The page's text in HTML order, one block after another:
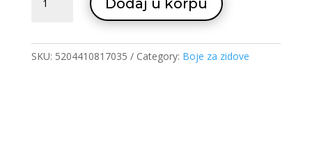
plus
quantity
SKU: 5204410817035 Category: Boje za zidove